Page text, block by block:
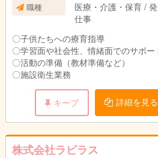
（パート勤務）
〇月曜日～金曜日
１４：００～１８：０
〇土曜日（学校休校日
※パートは週２日～
職種
医療・介護・保育 /
仕事
〇子供たちへの療育指導
〇学習面や社会性、情緒面でのサポー
〇活動の準備（教材準備など）
〇施設衛生業務
キープ 詳細を見る
株式会社ラピラス